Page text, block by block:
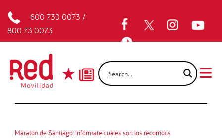
600 730 0073 /
800 73 0073
Maratón de Santiago: Infórmate cuáles son los recorridos